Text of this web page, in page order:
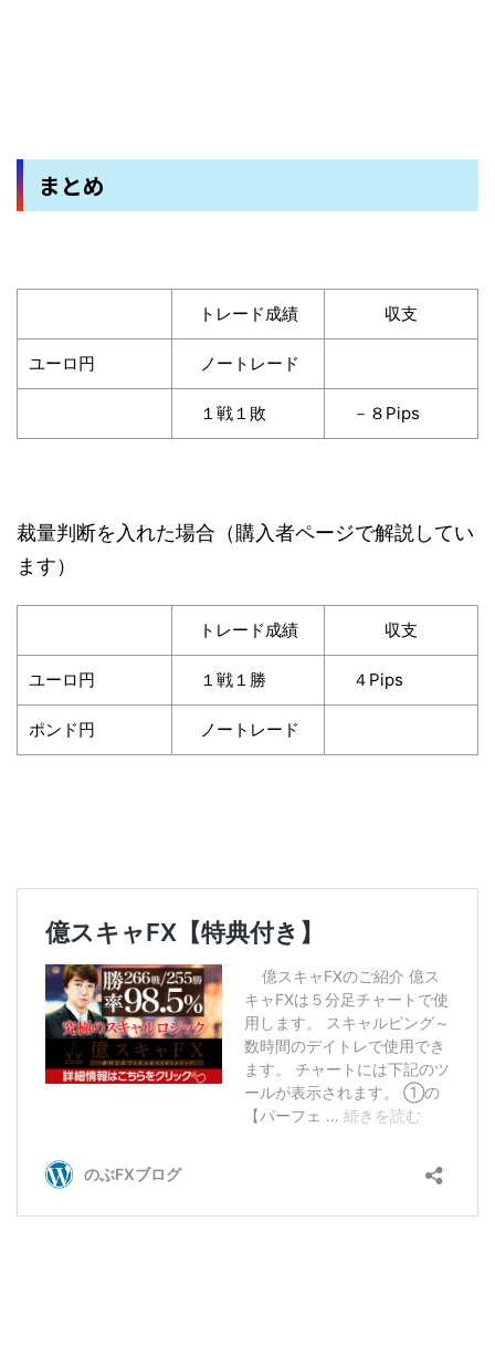
まとめ
トレード成績 収支
ユーロ円 ノートレード
１戦１敗 －８Pips
裁量判断を入れた場合（購入者ページで解説してい
ます）
トレード成績 収支
ユーロ円 １戦１勝 ４Pips
ポンド円 ノートレード